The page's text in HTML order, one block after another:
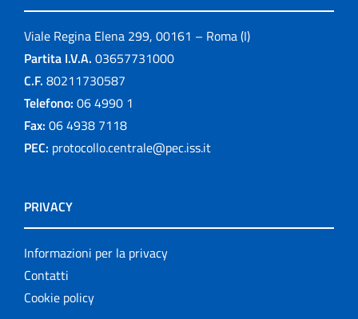
Viale Regina Elena 299, 00161 – Roma (I)
Partita I.V.A. 03657731000
C.F. 80211730587
Telefono: 06 4990 1
Fax: 06 4938 7118
PEC: protocollo.centrale@pec.iss.it
PRIVACY
Informazioni per la privacy
Contatti
Cookie policy